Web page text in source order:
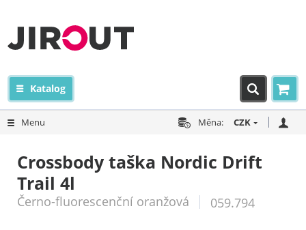
Katalog
Menu Měna: CZK
Crossbody taška Nordic Drift
Trail 4l
Černo-fluorescenční oranžová 059.794